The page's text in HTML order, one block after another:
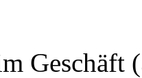
Geschäft